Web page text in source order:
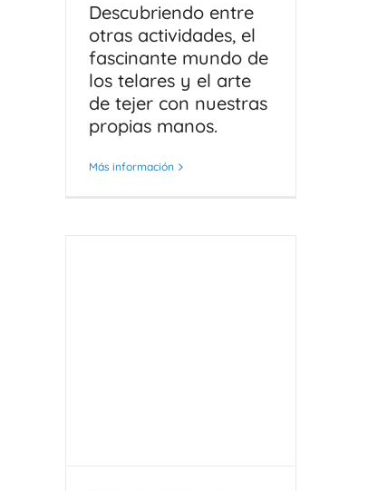
Descubriendo entre
otras actividades, el
fascinante mundo de
los telares y el arte
de tejer con nuestras
propias manos.
Más información